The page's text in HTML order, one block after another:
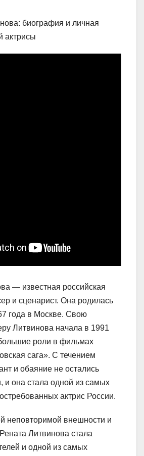
— известная российская
и сценарист. Она родилась
года в Москве. Свою
Литвинова начала в 1991
роли в фильмах
сага». С течением
и обаяние не остались
и она стала одной из самых
актрис России.
неповторимой внешности и
Литвинова стала
и одной из самых